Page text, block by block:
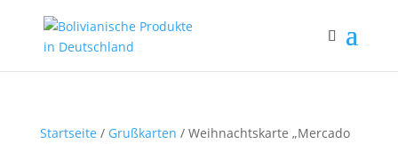
Startseite / Grußkarten / Weihnachtskarte „Mercado